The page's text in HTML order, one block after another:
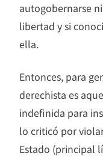
autogobernarse
libertad y si
ella.
Entonces, para
derechista es
indefinida para
lo criticó por
Estado (principal